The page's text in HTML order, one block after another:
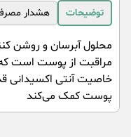
توضیحات هشدار
محلول آبرسان و روشن
مراقبت از پوست است که
خاصیت آنتی اکسیدانی
پوست کمک می‌کند